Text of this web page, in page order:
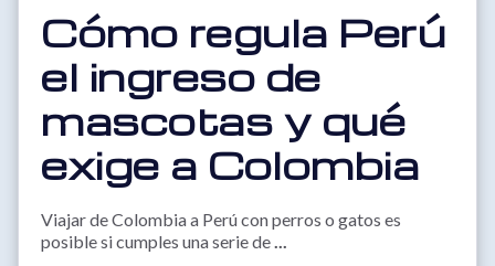
Cómo regula Perú
el ingreso de
mascotas y qué
exige a Colombia
Viajar de Colombia a Perú con perros o gatos es
posible si cumples una serie de...